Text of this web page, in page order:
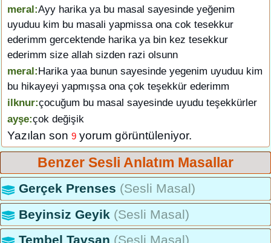
meral:Ayy harika ya bu masal sayesinde yeğenim
uyuduu kim bu masali yapmissa ona cok tesekkur
ederimm gercektende harika ya bin kez tesekkur
ederimm size allah sizden razi olsunn
meral:Harika yaa bunun sayesinde yegenim uyuduu kim
bu hikayeyi yapmışsa ona çok teşekkür ederimm
ilknur:çocuğum bu masal sayesinde uyudu teşekkürler
ayşe:çok değişik
Yazılan son 9 yorum görüntüleniyor.
Benzer Sesli Anlatım Masallar
Gerçek Prenses (Sesli Masal)
Beyinsiz Geyik (Sesli Masal)
Tembel Tavşan (Sesli Masal)